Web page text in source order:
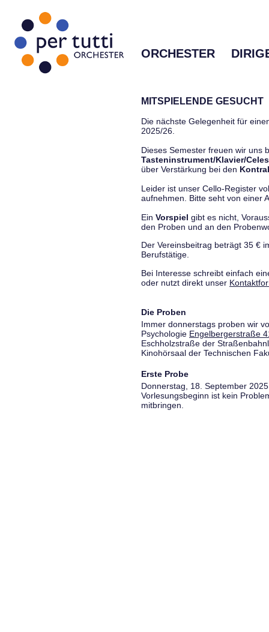
ORCHESTER
MITSPIELENDE GESUCHT
Die nächste Gelegenheit für
2025/26.
Dieses Semester freuen wir uns
Tasteninstrument/Klavier/
über Verstärkung bei den
Leider ist unser Cello-Register
aufnehmen. Bitte seht von einer
Ein Vorspiel gibt es nicht,
den Proben und an den
Der Vereinsbeitrag beträgt 35 €
Berufstätige.
Bei Interesse schreibt einfach
oder nutzt direkt unser
Die Proben
Immer donnerstags proben wir
Psychologie Engelbergerstraße
Eschholzstraße der
Kinohörsaal der Technischen
Erste Probe
Donnerstag, 18. September
Vorlesungsbeginn ist kein
mitbringen.